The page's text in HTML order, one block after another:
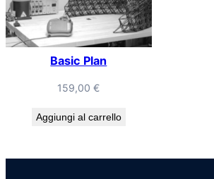
Basic Plan
159,00€
Aggiungi al carrello